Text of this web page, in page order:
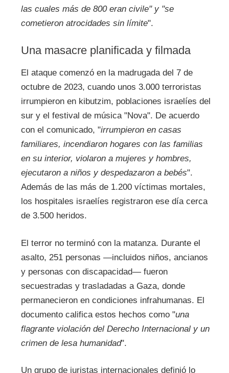
las cuales más de 800 eran civile" y "se
cometieron atrocidades sin límite".
Una masacre planificada y filmada
El ataque comenzó en la madrugada del 7 de
octubre de 2023, cuando unos 3.000 terroristas
irrumpieron en kibutzim, poblaciones israelíes del
sur y el festival de música "Nova". De acuerdo
con el comunicado, "irrumpieron en casas
familiares, incendiaron hogares con las familias
en su interior, violaron a mujeres y hombres,
ejecutaron a niños y despedazaron a bebés".
Además de las más de 1.200 víctimas mortales,
los hospitales israelíes registraron ese día cerca
de 3.500 heridos.
El terror no terminó con la matanza. Durante el
asalto, 251 personas —incluidos niños, ancianos
y personas con discapacidad— fueron
secuestradas y trasladadas a Gaza, donde
permanecieron en condiciones infrahumanas. El
documento califica estos hechos como "una
flagrante violación del Derecho Internacional y un
crimen de lesa humanidad".
Un grupo de juristas internacionales definió lo